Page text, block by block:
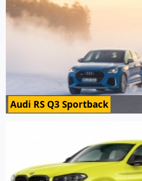
Audi RS Q3 Sportback